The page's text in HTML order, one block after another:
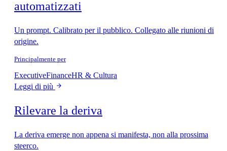
automatizzati
Un prompt. Calibrato per il pubblico. Collegato alle riunioni di
origine.
Principalmente per
ExecutiveFinanceHR & Cultura
Leggi di più
Rilevare la deriva
La deriva emerge non appena si manifesta, non alla prossima
steerco.